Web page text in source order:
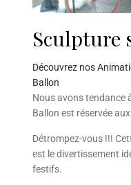
Sculpture
Découvrez nos
Ballon
Nous avons tendance
Ballon est réservée
Détrompez-vous !!!
est le divertissement
festifs.